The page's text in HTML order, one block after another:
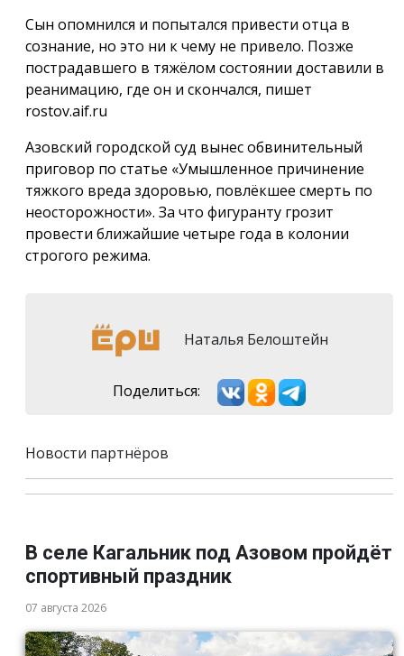
Сын опомнился и попытался привести отца в
сознание, но это ни к чему не привело. Позже
пострадавшего в тяжёлом состоянии доставили в
реанимацию, где он и скончался, пишет
rostov.aif.ru
Азовский городской суд вынес обвинительный
приговор по статье «Умышленное причинение
тяжкого вреда здоровью, повлёкшее смерть по
неосторожности». За что фигуранту грозит
провести ближайшие четыре года в колонии
строгого режима.
Наталья Белоштейн
Поделиться:
Новости партнёров
В селе Кагальник под Азовом пройдёт
спортивный праздник
07 августа 2026